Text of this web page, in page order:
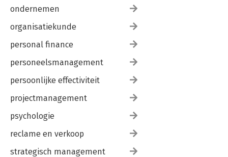
ondernemen
organisatiekunde
personal finance
personeelsmanagement
persoonlijke effectiviteit
projectmanagement
psychologie
reclame en verkoop
strategisch management